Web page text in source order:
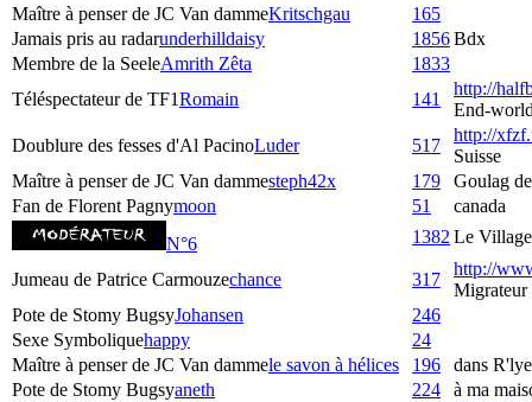
Maître à penser de JC Van dammeKritschgau
165
Jamais pris au radarunderhilldaisy 1856Bdx
Membre de la SeeleAmrith Zêta
1833
Téléspectateur de TF1Romain 141
http://
End-
Doublure des fesses d'Al PacinoLuder 517
http://
Suisse
Maître à penser de JC Van dammesteph42x 179
Goulag
Fan de Florent Pagnymoon 51
canada
N°6
1382 Le Village
Jumeau de Patrice Carmouzechance 317
http://
Migrateur
Pote de Stomy BugsyJohansen
246
Sexe Symboliquehappy
24
Maître à penser de JC Van dammele savon à hélices 196
dans
Pote de Stomy Bugsyaneth 224
à ma